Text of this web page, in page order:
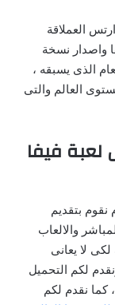
العملاقة
واصدار نسخة
الذى يسبقه ،
مستوى العالم والتى
فيفا
اليوم نقوم بتقديم
والالعاب
لا يعانى
للعبة ، ونقدم لكم التحميل
للعبة من السيرفرات الرسمية للعبة فيفا 2020 ، كما نقدم لكم